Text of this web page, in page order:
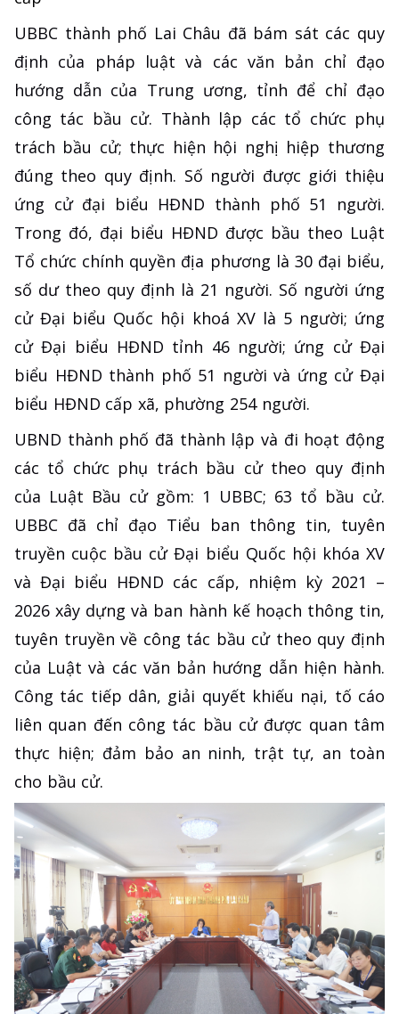
UBBC thành phố Lai Châu đã bám sát các quy
định của pháp luật và các văn bản chỉ đạo
hướng dẫn của Trung ương, tỉnh để chỉ đạo
công tác bầu cử. Thành lập các tổ chức phụ
trách bầu cử; thực hiện hội nghị hiệp thương
đúng theo quy định. Số người được giới thiệu
ứng cử đại biểu HĐND thành phố 51 người.
Trong đó, đại biểu HĐND được bầu theo Luật
Tổ chức chính quyền địa phương là 30 đại biểu,
số dư theo quy định là 21 người. Số người ứng
cử Đại biểu Quốc hội khoá XV là 5 người; ứng
cử Đại biểu HĐND tỉnh 46 người; ứng cử Đại
biểu HĐND thành phố 51 người và ứng cử Đại
biểu HĐND cấp xã, phường 254 người.
UBND thành phố đã thành lập và đi hoạt động
các tổ chức phụ trách bầu cử theo quy định
của Luật Bầu cử gồm: 1 UBBC; 63 tổ bầu cử.
UBBC đã chỉ đạo Tiểu ban thông tin, tuyên
truyền cuộc bầu cử Đại biểu Quốc hội khóa XV
và Đại biểu HĐND các cấp, nhiệm kỳ 2021 –
2026 xây dựng và ban hành kế hoạch thông tin,
tuyên truyền về công tác bầu cử theo quy định
của Luật và các văn bản hướng dẫn hiện hành.
Công tác tiếp dân, giải quyết khiếu nại, tố cáo
liên quan đến công tác bầu cử được quan tâm
thực hiện; đảm bảo an ninh, trật tự, an toàn
cho bầu cử.